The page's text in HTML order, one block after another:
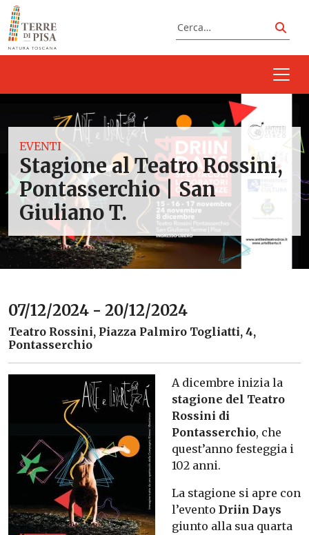
Vai al contenuto
Cerca
EVENTI
Stagione al Teatro Rossini,
Pontasserchio | San
Giuliano T.
07/12/2024 - 20/12/2024
Teatro Rossini, Piazza Palmiro Togliatti, 4,
Pontasserchio
A dicembre inizia la
stagione del Teatro
Rossini di
Pontasserchio, che
quest’anno festeggia i
102 anni.
La stagione si apre con
l’evento Driin Days
giunto alla sua quarta